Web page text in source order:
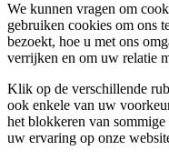
We kunnen vragen om
gebruiken cookies om ons
bezoekt, hoe u met ons
verrijken en om uw relatie
Klik op de verschillende
ook enkele van uw
het blokkeren van
uw ervaring op onze